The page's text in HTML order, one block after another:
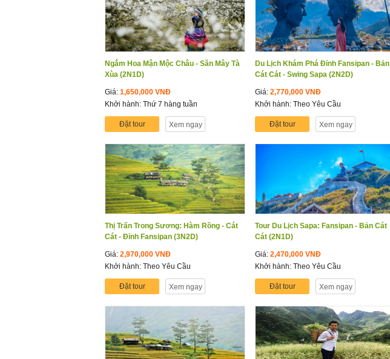
Ngắm Hoa Mận Mộc Châu - Săn Mây Tà
Xùa (2N1D)
Giá: 1,650,000 VNĐ
Khởi hành: Thứ 7 hàng tuần
Đặt tour Xem ngay
Du Lịch Khám Phá Đỉnh Fansipan - Bản
Cát Cát - Swing Sapa (2N2D)
Giá: 2,770,000 VNĐ
Khởi hành: Theo Yêu Cầu
Đặt tour Xem ngay
Thị Trấn Trong Sương: Hàm Rồng - Cát
Cát - Đỉnh Fansipan (3N2D)
Giá: 2,970,000 VNĐ
Khởi hành: Theo Yêu Cầu
Đặt tour Xem ngay
Tour Du Lịch Sapa: Fansipan - Bản Cát
Cát (2N1D)
Giá: 2,470,000 VNĐ
Khởi hành: Theo Yêu Cầu
Đặt tour Xem ngay